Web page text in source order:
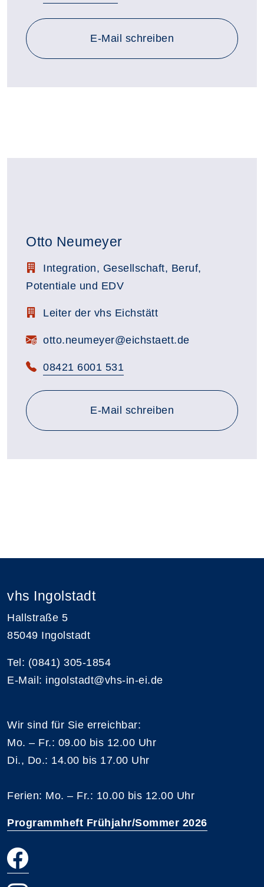
E-Mail schreiben
Otto Neumeyer
Stellenbezeichnung:
Integration, Gesellschaft, Beruf,
Potentiale und EDV
Zimmerbezeichnung:
Leiter der vhs Eichstätt
E-Mail:otto.neumeyer@eichstaett.de
Telefon:
08421 6001 531
E-Mail schreiben
vhs Ingolstadt
Hallstraße 5
85049 Ingolstadt
Tel: (0841) 305-1854
E-Mail: ingolstadt@vhs-in-ei.de
Wir sind für Sie erreichbar:
Mo. – Fr.: 09.00 bis 12.00 Uhr
Di., Do.: 14.00 bis 17.00 Uhr
Ferien: Mo. – Fr.: 10.00 bis 12.00 Uhr
Programmheft Frühjahr/Sommer 2026